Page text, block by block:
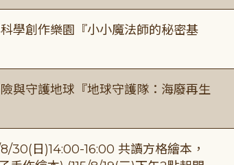
學創作樂園『小小魔法師的秘密基
與守護地球『地球守護隊：海廢再生
30(日)14:00-16:00 共讀方格繪本，